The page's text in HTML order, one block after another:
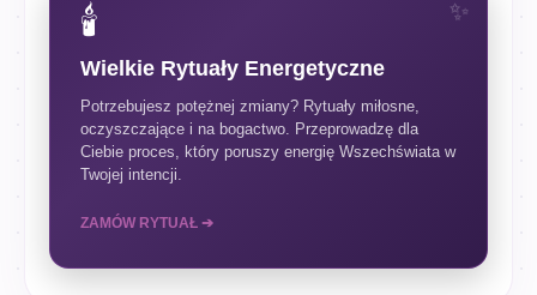
🕯️
Wielkie Rytuały Energetyczne
Potrzebujesz potężnej zmiany? Rytuały miłosne,
oczyszczające i na bogactwo. Przeprowadzę dla
Ciebie proces, który poruszy energię Wszechświata w
Twojej intencji.
ZAMÓW RYTUAŁ ➔